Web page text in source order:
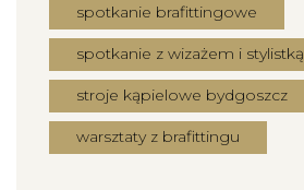
spotkanie brafittingowe
spotkanie z wizażem i stylistką
stroje kąpielowe bydgoszcz
warsztaty z brafittingu